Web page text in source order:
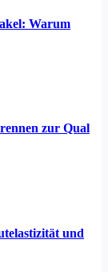
Warum
zur Qual
und